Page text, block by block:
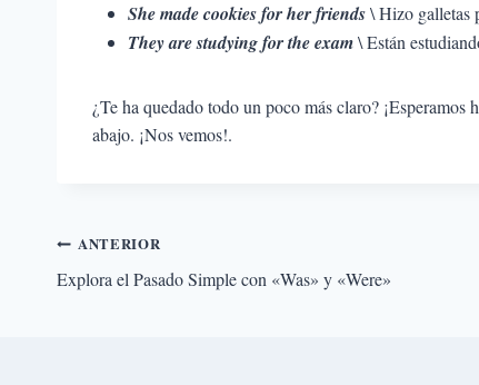
She made cookies for her friends\ Hizo galletas
They are studying for the exam\ Están
¿Te ha quedado todo un poco más claro?
abajo. ¡Nos vemos!.
Navegación
de
ANTERIOR
Explora el Pasado Simple con «Was» y «Were»